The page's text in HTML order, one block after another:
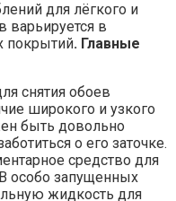
для лёгкого и
варьируется в
покрытий. Главные
широкого и узкого
быть довольно
о его заточке.
средство для
особо запущенных
жидкость для